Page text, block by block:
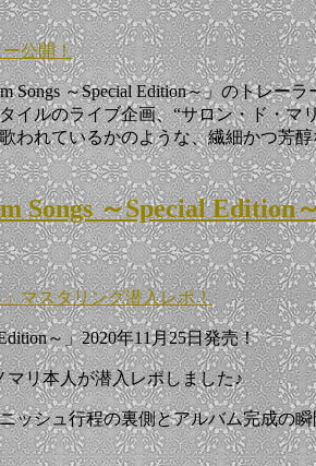
ー公開！
Songs ～Special Edition～」のトレー
イルのライブ企画、“サロン・ド・マ
れているかのような、繊細かつ芳
Songs ～Special
」マスタリング潜入レポ！
～」2020年11月25日発売！
リ本人が潜入レポしました♪
ッシュ行程の裏側とアルバム完成の